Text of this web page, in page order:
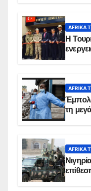
AFRIKA
Η
AFRIKA
τη
AFRIKA